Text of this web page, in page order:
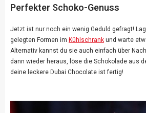
Perfekter Schoko-Genuss
Jetzt ist nur noch ein wenig Geduld gefragt!
gelegten Formen im Kühlschrank und warte
Alternativ kannst du sie auch einfach über
dann wieder heraus, löse die Schokolade aus
deine leckere Dubai Chocolate ist fertig!